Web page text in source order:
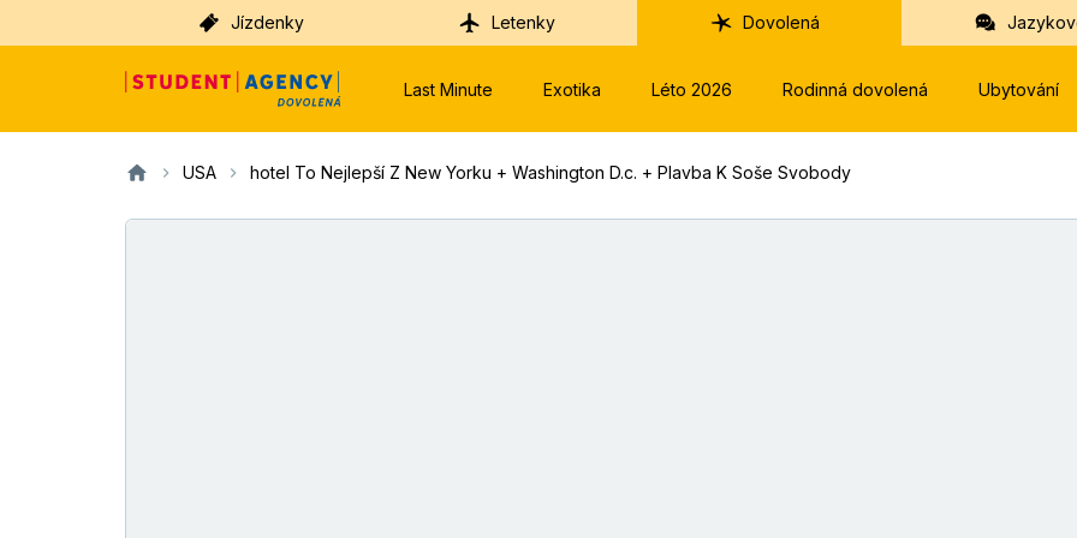
Jízdenky Letenky Dovolená
Last Minute Exotika Léto 2026 Rodinná dovolená Ubytování
USA hotel To Nejlepší Z New Yorku + Washington D.c. + Plavba K Soše Svobody